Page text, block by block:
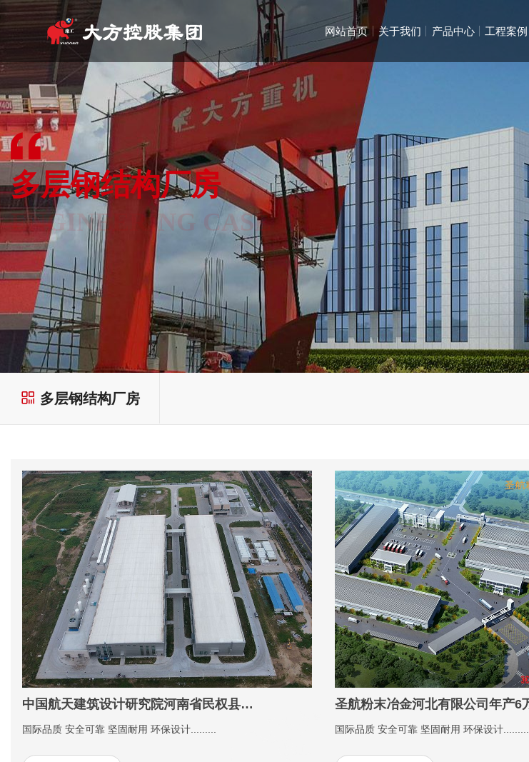
网站首页 关于我们
关于我们
ABOU US
服务热线：400-109-9016
产品中心
产品中心
PRODUCT CENTER
服务热线：400-109-9016
工程案例
工程案例
CASES
服务热线：400-109-9016
营销网络
NETWORK
服务热线：400-109-9016
科技研发
TECHNOLOGY
服务热线：400-109-9016
新闻资讯
INFORMATION
服务热线：400-109-9016
人力资源
HUMAN RESOURCES
服务热线：400-109-9016
联系我们
CONTACT US
服务热线：400-109-9016
多层钢结构厂房
ENGINEERING CASE
多层钢结构厂房
中国航天建筑设计研究院河南省民权县气凝胶钢结构生产厂房建设及起重机总承包项目
国际品质 安全可靠 坚固耐用 环保设计......... 国际品质 安全可靠 坚固耐用 环保设计.........